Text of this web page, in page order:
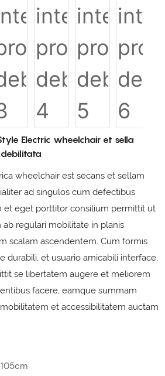
Electric wheelchair et sella
wheelchair est secans et sellam
ad singulos cum defectibus
et eget porttitor consilium permittit ut
regulari mobilitate in planis
scalam ascendentem. Cum formis
durabili, et usuario amicabili interface,
se libertatem augere et meliorem
facere, eamque summam
et accessibilitatem auctam